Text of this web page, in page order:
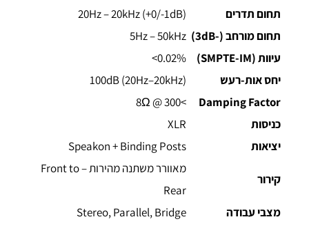
תחום תדרים
20Hz – 20kHz (+0/-1dB)
תחום מורחב (-3dB)
5Hz – 50kHz
עיוות (SMPTE-IM)
‎<0.02%‎
יחס אות-רעש
100dB (20Hz–20kHz)
Damping Factor
>300 @ 8Ω
כניסות
XLR
יציאות
Speakon + Binding Posts
קירור
מאוורר משתנה מהירות – Front to
Rear
מצבי עבודה
Stereo, Parallel, Bridge